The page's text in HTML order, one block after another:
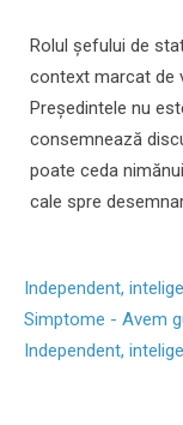
Rolul şefului de
context marcat de
Preşedintele nu
consemnează
poate ceda
cale spre
Independent,
Simptome - Avem
Independent,